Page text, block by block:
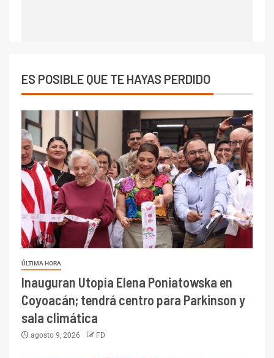
ES POSIBLE QUE TE HAYAS PERDIDO
ÚLTIMA HORA
Inauguran Utopía Elena Poniatowska en
Coyoacán; tendrá centro para Parkinson y
sala climática
agosto 9, 2026 FD